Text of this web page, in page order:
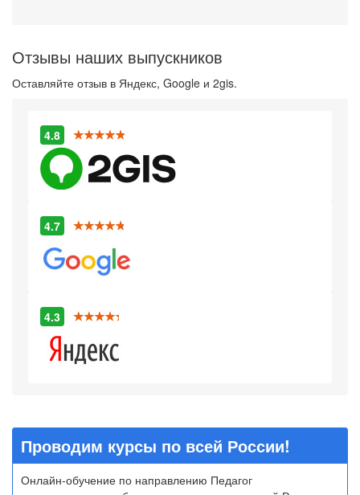
Отзывы наших выпускников
Оставляйте отзыв в Яндекс, Google и 2gis.
4.8
4.7
4.3
Проводим курсы по всей России!
Онлайн-обучение по направлению Педагог